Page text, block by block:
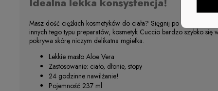
Idealna lekka konsystencja!
Masz dość ciężkich kosmetyków do ciała? Sięgnij po nawilżające
innych tego typu preparatów, kosmetyk Cuccio bardzo szybko się
pokrywa skórę niczym delikatna mgiełka.
Lekkie masło Aloe Vera
Zastosowanie: ciało, dłonie, stopy
24 godzinne nawilżanie!
Pojemność 237 ml